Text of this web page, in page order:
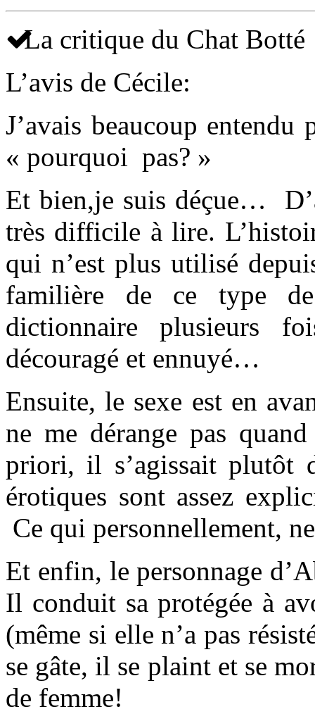
La critique du Chat Botté
L’avis de Cécile:
J’avais beaucoup
« pourquoi pas? »
Et bien,je suis déçue…
très difficile à lire.
qui n’est plus utilisé
familière de ce type
dictionnaire plusieurs
découragé et ennuyé…
Ensuite, le sexe est en
ne me dérange pas
priori, il s’agissait plutôt
érotiques sont assez
Ce qui personnellement,
Et enfin, le personnage
Il conduit sa protégée à
(même si elle n’a pas
se gâte, il se plaint et se
de femme!